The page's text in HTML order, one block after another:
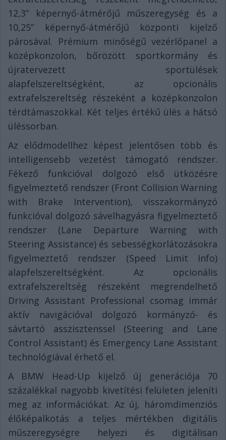
12,3” képernyő-átmérőjű műszeregység és a
10,25” képernyő-átmérőjű központi kijelző
párosával. Prémium minőségű vezérlőpanel a
középkonzolon, bőrözött sportkormány és
újratervezett sportülések
alapfelszereltségként, az opcionális
extrafelszereltség részeként a középkonzolon
térdtámaszokkal. Két teljes értékű ülés a hátsó
üléssorban.
Az elődmodellhez képest jelentősen több és
intelligensebb vezetést támogató rendszer.
Fékező funkcióval dolgozó első ütközésre
figyelmeztető rendszer (Front Collision Warning
with Brake Intervention), visszakormányzó
funkcióval dolgozó sávelhagyásra figyelmeztető
rendszer (Lane Departure Warning with
Steering Assistance) és sebességkorlátozásokra
figyelmeztető rendszer (Speed Limit Info)
alapfelszereltségként. Az opcionális
extrafelszereltség részeként megrendelhető
Driving Assistant Professional csomag immár
aktív navigációval dolgozó kormányzó- és
sávtartó asszisztenssel (Steering and Lane
Control Assistant) és Emergency Lane Assistant
technológiával érhető el.
A BMW Head-Up kijelző új generációja 70
százalékkal nagyobb kivetítési felületen jeleníti
meg az információkat. Az új, háromdimenziós
élőképalkotás a teljes mértékben digitális
műszeregységre helyezi és digitálisan